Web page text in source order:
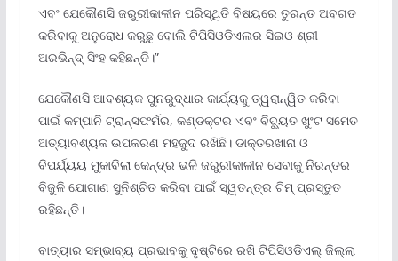
ଏବଂ ଯେକୌଣସି ଜରୁରୀକାଳୀନ ପରିସ୍ଥିତି ବିଷୟରେ ତୁରନ୍ତ ଅବଗତ
କରିବାକୁ ଅନୁରୋଧ କରୁଛୁ ବୋଲି ଟିପିସିଓଡିଏଲର ସିଇଓ ଶ୍ରୀ
ଅରଭିନ୍ଦ୍ ସିଂହ କହିଛନ୍ତି।”
ଯେକୌଣସି ଆବଶ୍ୟକ ପୁନରୁଦ୍ଧାର କାର୍ଯ୍ୟକୁ ତ୍ୱରାନ୍ୱିତ କରିବା
ପାଇଁ କମ୍ପାନି ଟ୍ରାନ୍ସଫର୍ମର, କଣ୍ଡକ୍ଟର ଏବଂ ବିଦ୍ୟୁତ ଖୁଂଟ ସମେତ
ଅତ୍ୟାବଶ୍ୟକ ଉପକରଣ ମହଜୁଦ ରଖିଛି। ଡାକ୍ତରଖାନା ଓ
ବିପର୍ଯ୍ୟୟ ମୁକାବିଲା କେନ୍ଦ୍ର ଭଳି ଜରୁରୀକାଳୀନ ସେବାକୁ ନିରନ୍ତର
ବିଜୁଳି ଯୋଗାଣ ସୁନିଶ୍ଚିତ କରିବା ପାଇଁ ସ୍ୱତନ୍ତ୍ର ଟିମ୍ ପ୍ରସ୍ତୁତ
ରହିଛନ୍ତି।
ବାତ୍ୟାର ସମ୍ଭାବ୍ୟ ପ୍ରଭାବକୁ ଦୃଷ୍ଟିରେ ରଖି ଟିପିସିଓଡିଏଲ୍ ଜିଲ୍ଲା